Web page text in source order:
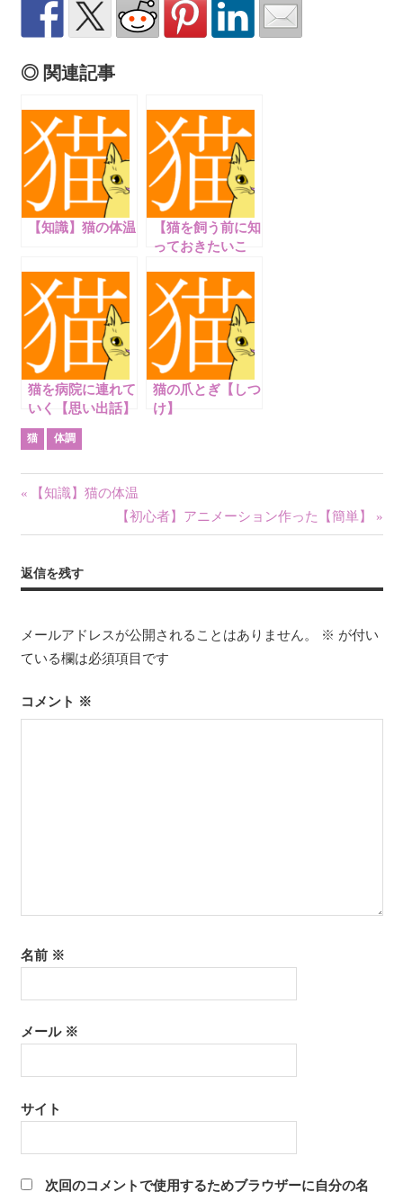
◎ 関連記事
【知識】猫の体温
【猫を飼う前に知
っておきたいこ
生き物？
猫を病院に連れて
いく【思い出話】
猫の爪とぎ【しつ
け】
猫 体調
投
稿
ナ
ゲ
ー
シ
前
記
【知識】猫の体温
次
の
事:
【初心者】アニメーション作った【簡単】
返信を残す
メールアドレスが公開されることはありません。 ※ が付い
ている欄は必須項目です
コメント ※
名前 ※
メール ※
サイト
次回のコメントで使用するためブラウザーに自分の名